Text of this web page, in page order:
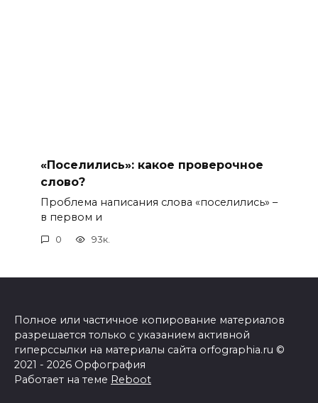
«Поселились»: какое проверочное
слово?
Проблема написания слова «поселились» –
в первом и
0 93к.
Полное или частичное копирование материалов
разрешается только с указанием активной
гиперссылки на материалы сайта orfographia.ru ©
2021 - 2026 Орфография
Работает на теме Reboot